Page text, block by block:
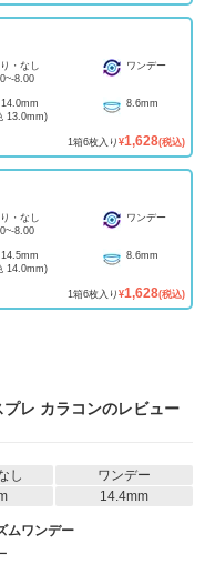
・なし
~-8.00
ワンデー
14.0mm
13.0mm)
8.6mm
1箱6枚入り ¥1,628(税込)
・なし
~-8.00
ワンデー
14.5mm
14.0mm)
8.6mm
1箱6枚入り ¥1,628(税込)
レ カラコンのレビュー
し
ワンデー
14.4mm
ムワンデー